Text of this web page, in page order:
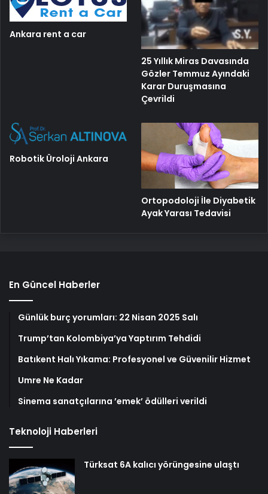
Ankara rent a car
25 Yıllık Miras Davasında
Gözler Temmuz Ayındaki
Karar Duruşmasına
Çevrildi
Robotik Üroloji Ankara
Ortopodoloji İle Diyabetik
Ayak Yarası Tedavisi
En Güncel Haberler
Günlük burç yorumları: 22 Nisan 2025 Salı
Trump’tan Kolombiya’ya Yaptırım Tehdidi
Batıkent Halı Yıkama: Profesyonel ve Güvenilir Hizmet
Umre Ne Kadar
Sinema sanatçılarına ’emek’ ödülleri verildi
Teknoloji Haberleri
Türksat 6A kalıcı yörüngesine ulaştı